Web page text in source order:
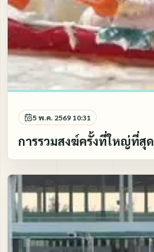
5 พ.ค. 2569 10:31
การรวมสงฆ์ครั้งที่ใหญ่ที่สุด